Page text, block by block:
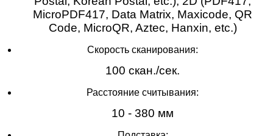
MicroPDF417, Data Matrix, Maxicode, QR
Code, MicroQR, Aztec, Hanxin, etc.)
Скорость сканирования:
100 скан./сек.
Расстояние считывания:
10 - 380 мм